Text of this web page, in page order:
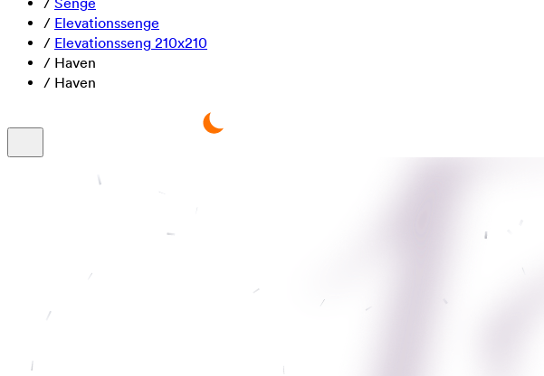
/ Elevationssenge
/ Elevationsseng 210x210
/ Haven
/ Haven